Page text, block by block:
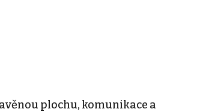
plochu, komunikace a